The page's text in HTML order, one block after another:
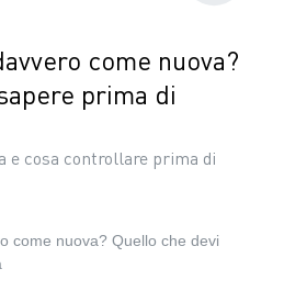
come nuova?
prima di
e cosa controllare prima di
come nuova? Quello che devi